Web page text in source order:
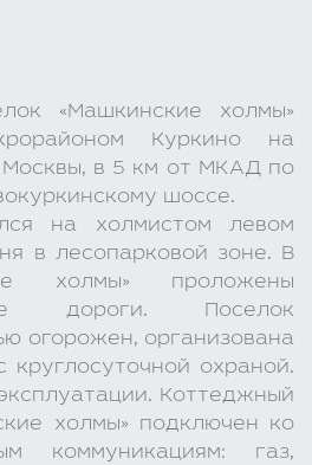
«Машкинские холмы»
Куркино на
Москвы, в 5 км от МКАД по
шоссе.
на холмистом левом
в лесопарковой зоне. В
холмы» проложены
дороги. Поселок
огорожен, организована
круглосуточной охраной.
Коттеджный
холмы» подключен ко
коммуникациям: газ,